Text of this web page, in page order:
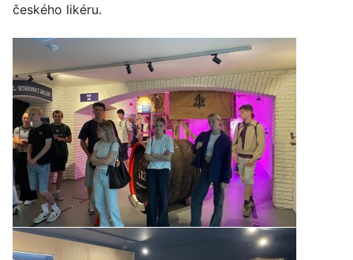
českého likéru.